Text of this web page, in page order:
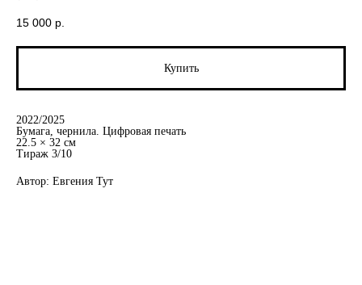
15 000 р.
Купить
2022/2025
Бумага, чернила. Цифровая печать
22.5 × 32 см
Тираж 3/10
Автор: Евгения Тут